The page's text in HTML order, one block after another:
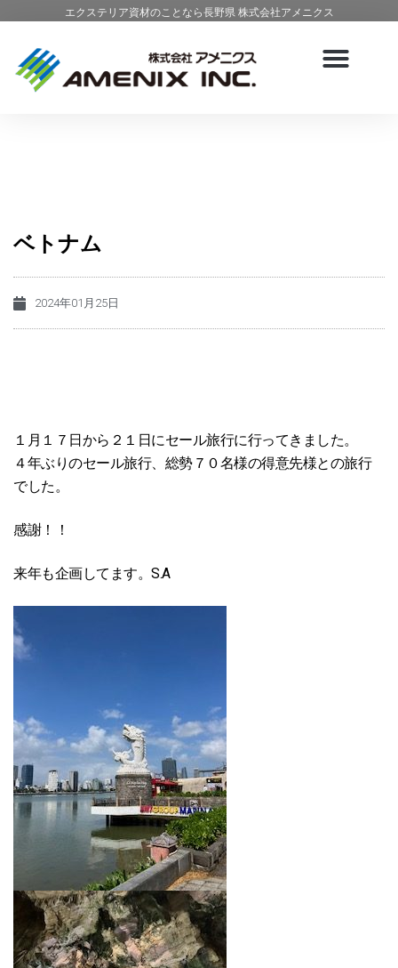
エクステリア資材のことなら長野県 株式会社アメニクス
ベトナム
2024年01月25日
１月１７日から２１日にセール旅行に行ってきました。
４年ぶりのセール旅行、総勢７０名様の得意先様との旅行
でした。
感謝！！
来年も企画してます。S.A